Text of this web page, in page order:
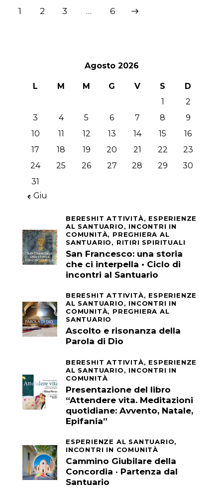
Paginazione
Page
1 Page
2 Page
3 … Page
6
>
Agosto 2026
L M M G V S
D
1
2
3
4 5 6 7 8
9
10
11 12 13 14 15
16
17
18 19 20 21 22
23
24
25 26 27 28 29
30
31
« Giu
BERESHIT ATTIVITÀ, ESPERIENZE
AL SANTUARIO, INCONTRI IN
COMUNITÀ, PREGHIERA AL
SANTUARIO, RITIRI SPIRITUALI
San Francesco: una storia
che ci interpella • Ciclo di
incontri al Santuario
BERESHIT ATTIVITÀ, ESPERIENZE
AL SANTUARIO, INCONTRI IN
COMUNITÀ, PREGHIERA AL
SANTUARIO
Ascolto e risonanza della
Parola di Dio
BERESHIT ATTIVITÀ, ESPERIENZE
AL SANTUARIO, INCONTRI IN
COMUNITÀ
Presentazione del libro
“Attendere vita. Meditazioni
quotidiane: Avvento, Natale,
Epifania”
ESPERIENZE AL SANTUARIO,
INCONTRI IN COMUNITÀ
Cammino Giubilare della
Concordia · Partenza dal
Santuario